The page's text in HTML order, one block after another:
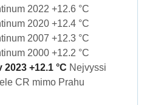
2022 +12.6 °C
2020 +12.4 °C
2007 +12.3 °C
2000 +12.2 °C
+12.1 °C Nejvyssi
CR mimo Prahu